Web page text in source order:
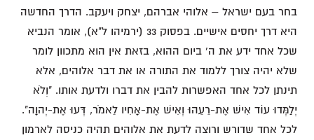
בחר בעם ישראל – אלוהי אברהם, יצחק ויעקב. הדרך החדשה
היא דרך יחסים אישיים. בפסוק 33 (ירמיהו ל"א), אומר הנביא
שכל אחד ידע את ה' ביום ההוא, בזאת אין הוא מתכוון לומר
שלא יהיה צורך ללמוד את התורה או את דבר אלוהים, אלא
תינתן לכל אחד האפשרות להבין את דברו ולדעת אותו. "וְלֹא
יְלַמְּדוּ עוֹד אִישׁ אֶת-רֵעֵהוּ וְאִישׁ אֶת-אָחִיו לֵאמֹר, דְּעוּ אֶת-יְהוָה".
לכל אחד שדורש ורוצה לדעת את אלוהים תהיה כניסה לארמון